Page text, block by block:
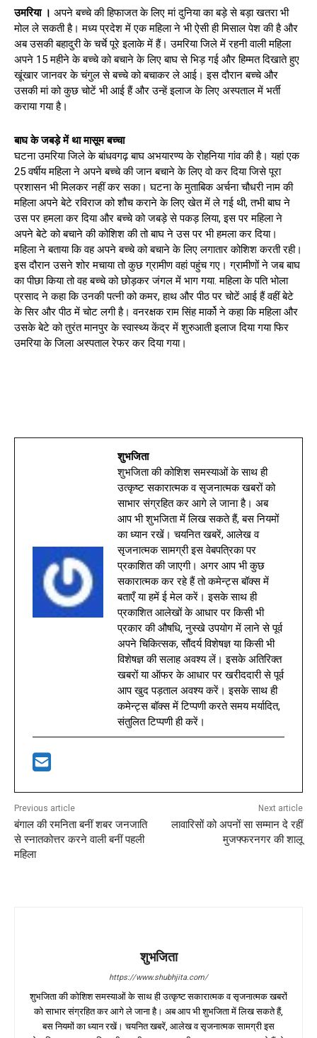
उमरिया । अपने बच्चे की हिफाजत के लिए मां दुनिया का बड़े से बड़ा खतरा भी
मोल ले सकती है। मध्य प्रदेश में एक महिला ने भी ऐसी ही मिसाल पेश की है और
अब उसकी बहादुरी के चर्चे पूरे इलाके में हैं। उमरिया जिले में रहनी वाली महिला
अपने 15 महीने के बच्चे को बचाने के लिए बाघ से भिड़ गई और हिम्मत दिखाते हुए
खूंखार जानवर के चंगुल से बच्चे को बचाकर ले आई। इस दौरान बच्चे और
उसकी मां को कुछ चोटें भी आई हैं और उन्हें इलाज के लिए अस्पताल में भर्ती
कराया गया है।
बाघ के जबड़े में था मासूम बच्चा
घटना उमरिया जिले के बांधवगढ़ बाघ अभयारण्य के रोहनिया गांव की है। यहां एक
25 वर्षीय महिला ने अपने बच्चे की जान बचाने के लिए वो कर दिया जिसे पूरा
प्रशासन भी मिलकर नहीं कर सका। घटना के मुताबिक अर्चना चौधरी नाम की
महिला अपने बेटे रविराज को शौच कराने के लिए खेत में ले गई थी, तभी बाघ ने
उस पर हमला कर दिया और बच्चे को जबड़े से पकड़ लिया, इस पर महिला ने
अपने बेटे को बचाने की कोशिश की तो बाघ ने उस पर भी हमला कर दिया।
महिला ने बताया कि वह अपने बच्चे को बचाने के लिए लगातार कोशिश करती रही।
इस दौरान उसने शोर मचाया तो कुछ ग्रामीण वहां पहुंच गए। ग्रामीणों ने जब बाघ
का पीछा किया तो वह बच्चे को छोड़कर जंगल में भाग गया. महिला के पति भोला
प्रसाद ने कहा कि उनकी पत्नी को कमर, हाथ और पीठ पर चोटें आई हैं वहीं बेटे
के सिर और पीठ में चोट लगी है। वनरक्षक राम सिंह मार्को ने कहा कि महिला और
उसके बेटे को तुरंत मानपुर के स्वास्थ्य केंद्र में शुरुआती इलाज दिया गया फिर
उमरिया के जिला अस्पताल रेफर कर दिया गया।
शुभजिता
शुभजिता की कोशिश समस्याओं के साथ ही
उत्कृष्ट सकारात्मक व सृजनात्मक खबरों को
साभार संग्रहित कर आगे ले जाना है। अब
आप भी शुभजिता में लिख सकते हैं, बस नियमों
का ध्यान रखें। चयनित खबरें, आलेख व
सृजनात्मक सामग्री इस वेबपत्रिका पर
प्रकाशित की जाएगी। अगर आप भी कुछ
सकारात्मक कर रहे हैं तो कमेन्ट्स बॉक्स में
बताएँ या हमें ई मेल करें। इसके साथ ही
प्रकाशित आलेखों के आधार पर किसी भी
प्रकार की औषधि, नुस्खे उपयोग में लाने से पूर्व
अपने चिकित्सक, सौंदर्य विशेषज्ञ या किसी भी
विशेषज्ञ की सलाह अवश्य लें। इसके अतिरिक्त
खबरों या ऑफर के आधार पर खरीददारी से पूर्व
आप खुद पड़ताल अवश्य करें। इसके साथ ही
कमेन्ट्स बॉक्स में टिप्पणी करते समय मर्यादित,
संतुलित टिप्पणी ही करें।
Previous article
बंगाल की रमनिता बनीं शबर जनजाति
से स्नातकोत्तर करने वाली बनीं पहली
महिला
Next article
लावारिसों को अपनों सा सम्‍मान दे रहीं
मुजफ्फरनगर की शालू
शुभजिता
https://www.shubhjita.com/
शुभजिता की कोशिश समस्याओं के साथ ही उत्कृष्ट सकारात्मक व सृजनात्मक खबरों
को साभार संग्रहित कर आगे ले जाना है। अब आप भी शुभजिता में लिख सकते हैं,
बस नियमों का ध्यान रखें। चयनित खबरें, आलेख व सृजनात्मक सामग्री इस